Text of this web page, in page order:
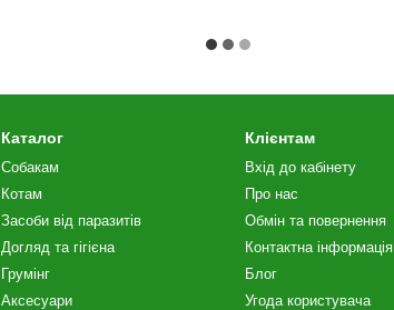
Каталог
Собакам
Котам
Засоби від паразитів
Догляд та гігієна
Грумінг
Аксесуари
Клієнтам
Вхід до кабінету
Про нас
Обмін та повернення
Контактна інформація
Блог
Угода користувача